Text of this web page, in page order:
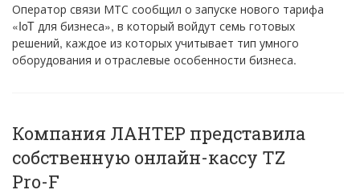
Оператор связи МТС сообщил о запуске нового тарифа
«IoT для бизнеса», в который войдут семь готовых
решений, каждое из которых учитывает тип умного
оборудования и отраслевые особенности бизнеса.
Компания ЛАНТЕР представила
собственную онлайн-кассу TZ
Pro-F